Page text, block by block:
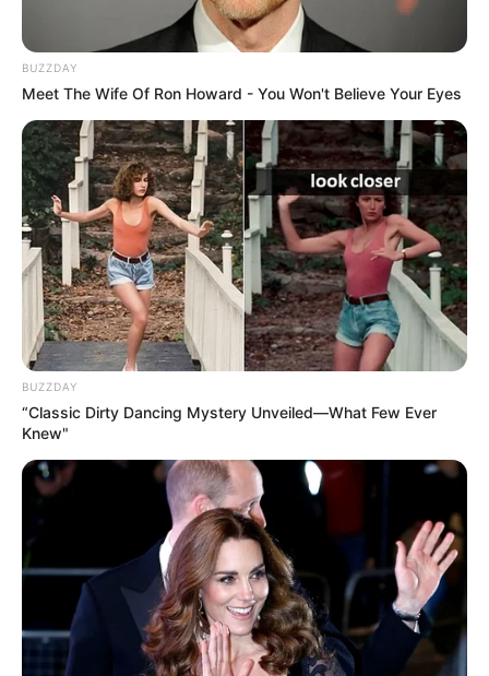
BUZZDAY
Meet The Wife Of Ron Howard - You Won't Believe Your Eyes
BUZZDAY
“Classic Dirty Dancing Mystery Unveiled—What Few Ever
Knew"